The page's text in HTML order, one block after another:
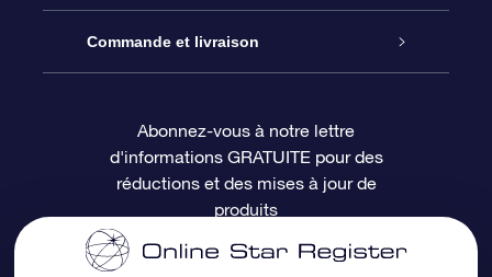
Nous contacter
Questions fréquemment posées
Revues
Coffret cadeau OSR
Carte cadeau OSR
Registre des étoiles
Page d’accueil personnalisée
Un million d’étoiles
Commande et livraison
Informations de paiement
Informations d’expédition
Abonnez-vous à notre lettre
d'informations GRATUITE pour des
réductions et des mises à jour de
produits